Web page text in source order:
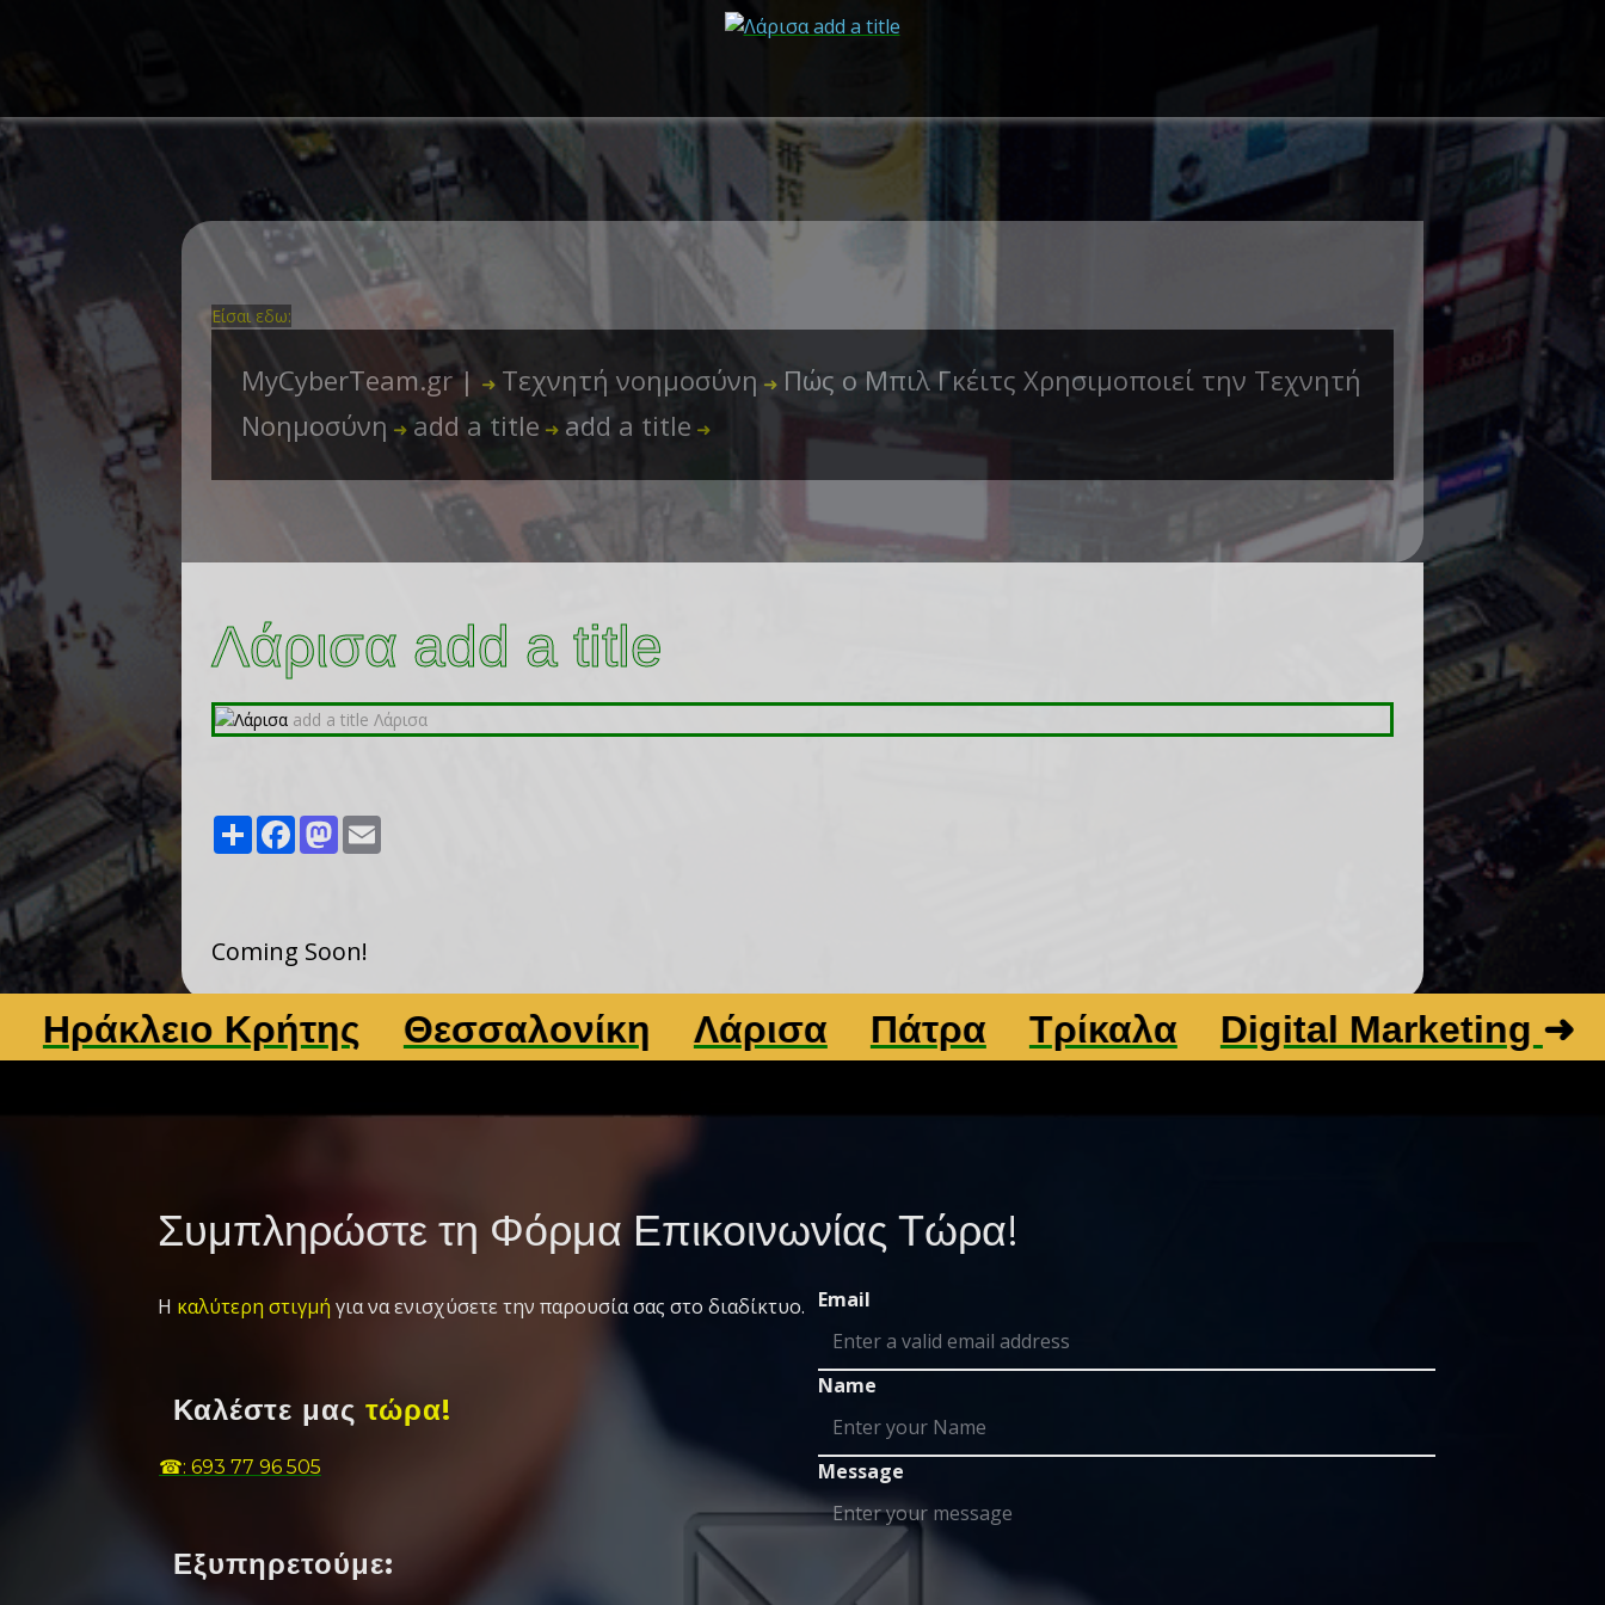
Είσαι εδω:
MyCyberTeam.gr | ➜ Τεχνητή νοημοσύνη ➜ Πώς ο Μπιλ Γκέιτς Χρησιμοποιεί την Τεχνητή
Νοημοσύνη ➜add a title ➜ add a title ➜
Λάρισα add a title
Share FacebookMastodon
Coming Soon!
Κρήτης Θεσσαλονίκη Λάρισα Πάτρα Τρίκαλα Digital Marketing➜
Συμπληρώστε τη Φόρμα Επικοινωνίας Τώρα!
Η καλύτερη στιγμή για να ενισχύσετε την παρουσία σας στο διαδίκτυο.
Καλέστε μας τώρα!
☎: 693 77 96 505
Εξυπηρετούμε:
Email
Name
Message